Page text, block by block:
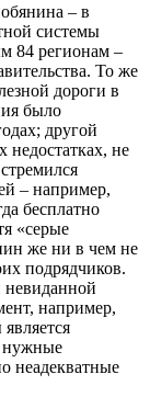
– в
системы
84 регионам –
То же
дороги в
было
другой
недостатках, не
– например,
бесплатно
«серые
же ни в чем не
подрядчиков.
невиданной
например,
нужные
неадекватные